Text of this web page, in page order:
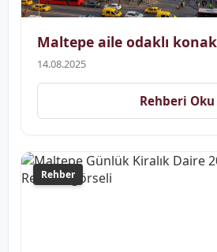
Maltepe aile odaklı
14.08.2025
Rehberi Oku
Rehber